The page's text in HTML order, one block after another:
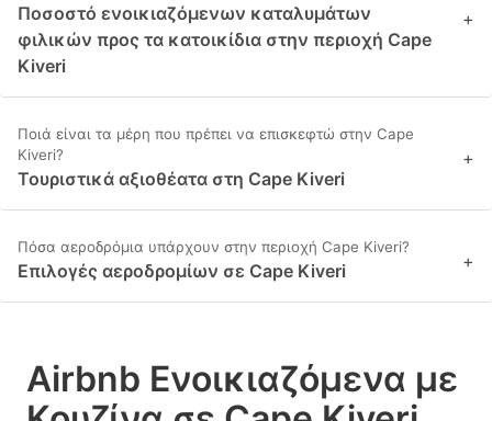
Ποσοστό ενοικιαζόμενων καταλυμάτων
φιλικών προς τα κατοικίδια στην περιοχή Cape
Kiveri
+
Ποιά είναι τα μέρη που πρέπει να επισκεφτώ στην Cape
Kiveri?
Τουριστικά αξιοθέατα στη Cape Kiveri
+
Πόσα αεροδρόμια υπάρχουν στην περιοχή Cape Kiveri?
Επιλογές αεροδρομίων σε Cape Kiveri +
Airbnb Ενοικιαζόμενα με